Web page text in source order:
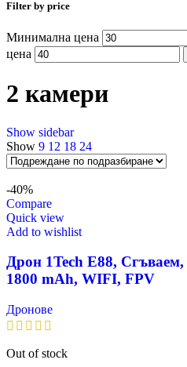
Filter by price
Минимална цена
цена
2 камери
Show sidebar
Show 9 12 18 24
-40%
Compare
Quick view
Add to wishlist
Дрон 1Tech E88,
1800 mAh, WIFI, FPV
Дронове
Out of stock